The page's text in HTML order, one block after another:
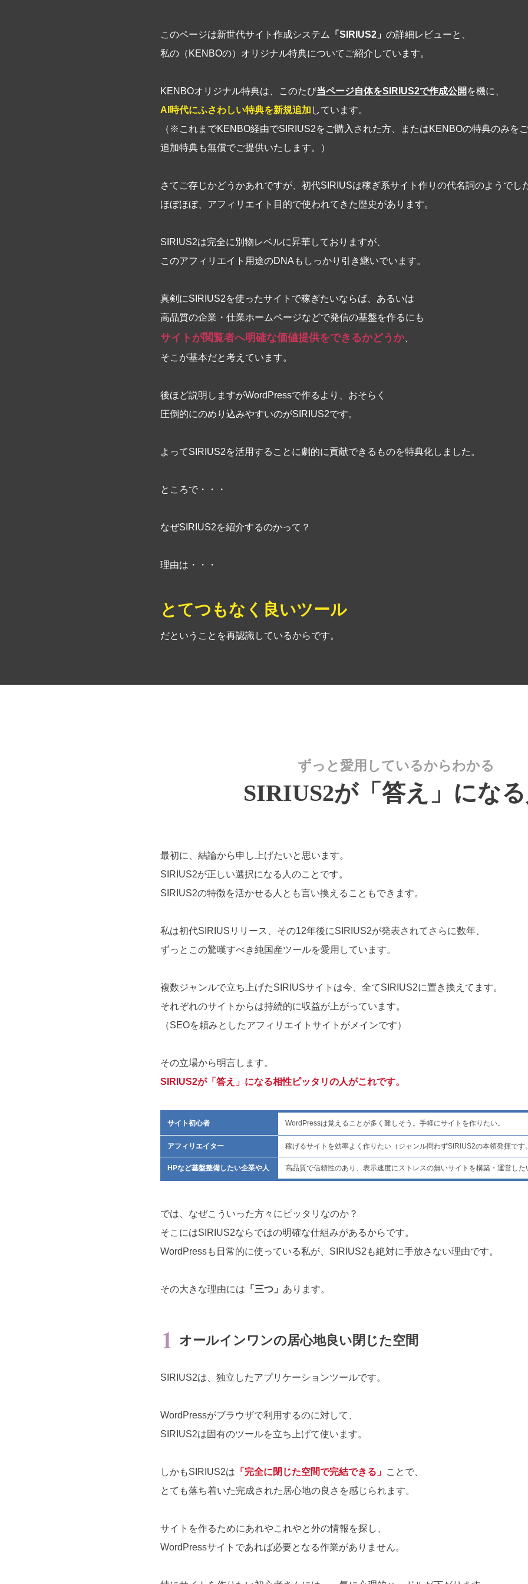
このページは新世代サイト作成システム 「SIRIUS2」 の詳細レビューと、
私の（KENBOの）オリジナル特典についてご紹介しています。
KENBOオリジナル特典は、このたび当ページ自体をSIRIUS2で作成公開 を機に、
AI時代にふさわしい特典を新規追加 しています。
（※これまでKENBO経由でSIRIUS2をご購入された方、またはKENBOの特典のみを
追加特典も無償でご提供いたします。）
さてご存じかどうかあれですが、初代SIRIUSは稼ぎ系サイト作りの代名詞のようでし
ほぼほぼ、アフィリエイト目的で使われてきた歴史があります。
SIRIUS2は完全に別物レベルに昇華しておりますが、
このアフィリエイト用途のDNAもしっかり引き継いでいます。
真剣にSIRIUS2を使ったサイトで稼ぎたいならば、あるいは
高品質の企業・仕業ホームページなどで発信の基盤を作るにも
サイトが閲覧者へ明確な価値提供をできるかどうか、
そこが基本だと考えています。
後ほど説明しますがWordPressで作るより、おそらく
圧倒的にのめり込みやすいのがSIRIUS2です。
よってSIRIUS2を活用することに劇的に貢献できるものを特典化しました。
ところで・・・
なぜSIRIUS2を紹介するのかって？
理由は・・・
とてつもなく良いツール
だということを再認識しているからです。
ずっと愛用しているからわかる
SIRIUS2が「答え」にな
最初に、結論から申し上げたいと思います。
SIRIUS2が正しい選択になる人のことです。
SIRIUS2の特徴を活かせる人とも言い換えることもできます。
私は初代SIRIUSリリース、その12年後にSIRIUS2が発表されてさらに数年、
ずっとこの驚嘆すべき純国産ツールを愛用しています。
複数ジャンルで立ち上げたSIRIUSサイトは今、全てSIRIUS2に置き換えてます。
それぞれのサイトからは持続的に収益が上がっています。
（SEOを頼みとしたアフィリエイトサイトがメインです）
その立場から明言します。
SIRIUS2が「答え」になる相性ピッタリの人がこれです。
サイト初心者 WordPressは覚えることが多く難しそう。手軽にサイトを作りたい。
アフィリエイター 稼げるサイトを効率よく作りたい（ジャンル問わずSIRIUS2の本領発揮です
HPなど基盤整備したい企業や人 高品質で信頼性のあり、表示速度にストレスの無いサイトを構築・運営した
では、なぜこういった方々にピッタリなのか？
そこにはSIRIUS2ならではの明確な仕組みがあるからです。
WordPressも日常的に使っている私が、SIRIUS2も絶対に手放さない理由です。
その大きな理由には 「三つ」 あります。
オールインワンの居心地良い閉じた空間
SIRIUS2は、独立したアプリケーションツールです。
WordPressがブラウザで利用するのに対して、
SIRIUS2は固有のツールを立ち上げて使います。
しかもSIRIUS2は 「完全に閉じた空間で完結できる」 ことで、
とても落ち着いた完成された居心地の良さを感じられます。
サイトを作るためにあれやこれやと外の情報を探し、
WordPressサイトであれば必要となる作業がありません。